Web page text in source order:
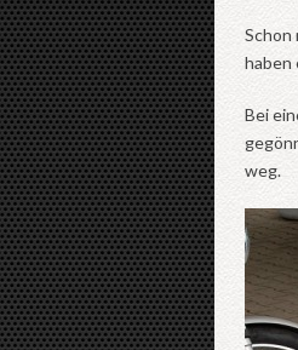
Schon
haben
Bei
weg.